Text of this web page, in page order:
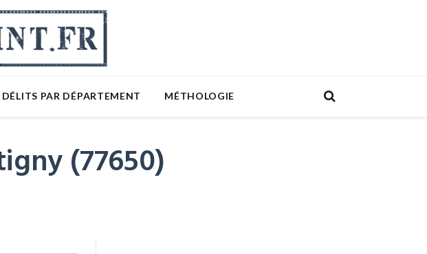
PAR DÉPARTEMENT MÉTHOLOGIE
(77650)